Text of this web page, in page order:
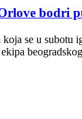
bodri
se u